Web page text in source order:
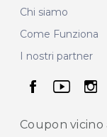
Chi siamo
Come Funziona
I nostri partner
seguici
Coupon vicino